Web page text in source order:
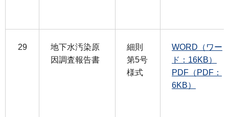
29
地下水汚染原
因調査報告書
細則
第5号
様式
WORD（ワー
ド：16KB）
PDF（PDF：
6KB）